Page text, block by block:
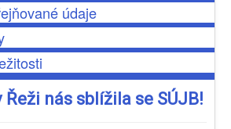
údaje
nás sblížila se SÚJB!